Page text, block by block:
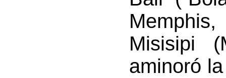
Misisipi
aminoró